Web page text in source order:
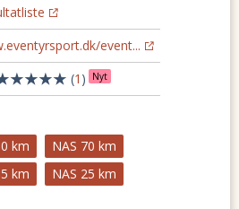
event...
(1 ) Nyt
km
NAS 70 km
km NAS 25 km